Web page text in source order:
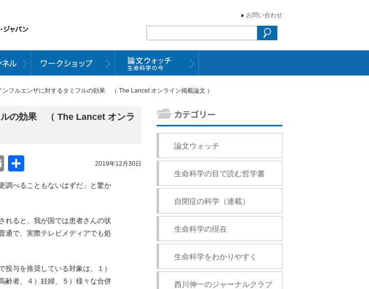
お問い合わせ
ンフルエンザに対するタミフルの効果 （ The Lancet オンライン掲載論文 ）
ルの効果 （ The Lancet オンラ
2019年12月30日
Email
有
調べることもないはずだ」と驚か
れると、我が国では患者さんの状
通で、実際テレビメディアでも処
与を推奨している対象は、１）
齢者、４）妊婦、５）様々な合併
論文ウォッチ
生命科学の目で読む哲学書
自閉症の科学（連載）
生命科学の現在
生命科学をわかりやすく
西川伸一のジャーナルクラブ